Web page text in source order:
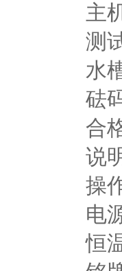
主
测
水
砝
合
说
操
电
恒